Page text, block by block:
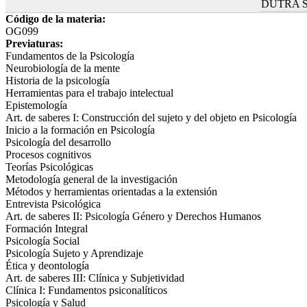
DUTRA
Código de la materia:
OG099
Previaturas:
Fundamentos de la Psicología
Neurobiología de la mente
Historia de la psicología
Herramientas para el trabajo intelectual
Epistemología
Art. de saberes I: Construcción del sujeto y del objeto en Psicología
Inicio a la formación en Psicología
Psicología del desarrollo
Procesos cognitivos
Teorías Psicológicas
Metodología general de la investigación
Métodos y herramientas orientadas a la extensión
Entrevista Psicológica
Art. de saberes II: Psicología Género y Derechos Humanos
Formación Integral
Psicología Social
Psicología Sujeto y Aprendizaje
Ética y deontología
Art. de saberes III: Clínica y Subjetividad
Clínica I: Fundamentos psiconalíticos
Psicología y Salud